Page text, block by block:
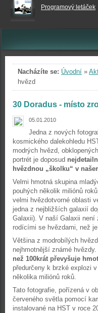
Programový letáček
Nacházíte se: Úvodní »
hvězd
30 Doradus - místo
05.01.2010
Jedna z nových
kosmického dalekohledu
modrých hvězd,
portrét je doposud
hvězdnou „školku“ v
Velmi hmotná skupina
pouhých několik miliónů
velmi hvězdotvorné oblasti
jedna z nejbližších galaxií
Galaxii). V naší Galaxii není
rodícími se hvězdami, než
Většina z modrobílých
nejhmotnější známé hvězdy.
než 100krát převyšuje
předurčeny k brzké explozi
několika miliónů roků.
Tato fotografie, pořízená v
červeného světla pomocí
instalované na HST v roce